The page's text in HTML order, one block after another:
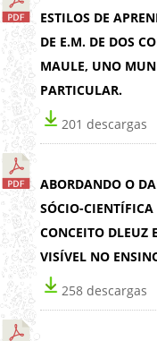
ESTILOS DE
DE E.M. DE DOS
MAULE, UNO
PARTICULAR.
201 descargas
ABORDANDO O
SÓCIO-
CONCEITO DLEUZ
VISÍVEL NO
258 descargas